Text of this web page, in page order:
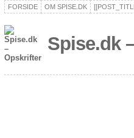
FORSIDE OM SPISE.DK
Spise.dk